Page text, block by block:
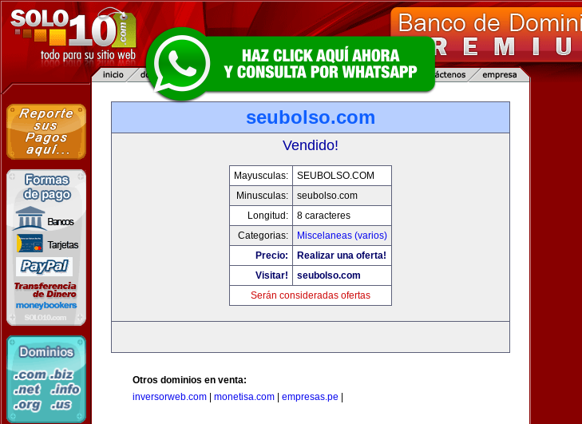
seubolso.com
Vendido!
Mayusculas:
SEUBOLSO.COM
Minusculas:
seubolso.com
Longitud:
8 caracteres
Categorias:
Miscelaneas (varios)
Precio:
Realizar una oferta!
Visitar!
seubolso.com
Serán consideradas ofertas
Otros dominios en venta:
inversorweb.com
monetisa.com empresas.pe